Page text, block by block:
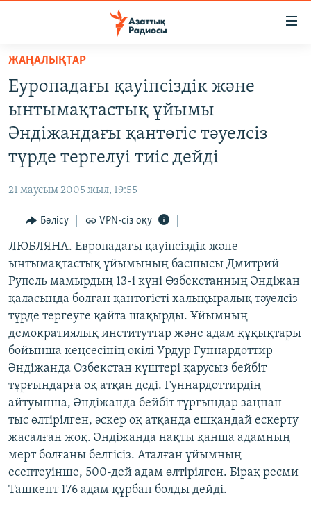
Skip
main
content
Skip
main
Skip
Search
САЯСАТ
AZATTYQTV
ӘЛЕУМЕТ
ӘЛЕМ
АРНАЙЫ ЖОБАЛАР
Русский
ЖАЗЫЛЫҢЫЗ
Басқа тілдерде
ЖАҢАЛЫҚТАР
Еуропадағы қауіпсіздік және
ынтымақтастық ұйымы
Әндіжандағы қантөгіс тәуелсіз
түрде тергелуі тиіс дейді
21 маусым 2005 жыл, 19:55
Бөлісу VPN-сіз оқу
ЛЮБЛЯНА. Европадағы қауіпсіздік және
ынтымақтастық ұйымының басшысы Дмитрий
Рупель мамырдың 13-і күні Өзбекстанның Әндіжан
қаласында болған қантөгісті халықыралық тәуелсіз
түрде тергеуге қайта шақырды. Ұйымның
демократиялық институттар және адам құқықтары
бойынша кеңсесінің өкілі Урдур Гуннардоттир
Әндіжанда Өзбекстан күштері қарусыз бейбіт
тұрғындарға оқ атқан деді. Гуннардоттирдің
айтуынша, Әндіжанда бейбіт тұрғындар заңнан
тыс өлтірілген, әскер оқ атқанда ешқандай ескерту
жасалған жоқ. Әндіжанда нақты қанша адамның
мерт болғаны белгісіз. Аталған ұйымның
есептеуінше, 500-дей адам өлтірілген. Бірақ ресми
Ташкент 176 адам құрбан болды дейді.